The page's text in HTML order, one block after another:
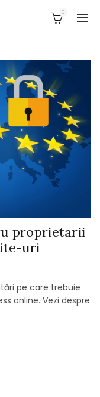
0
proprietarii
uri
pe care trebuie
online. Vezi despre